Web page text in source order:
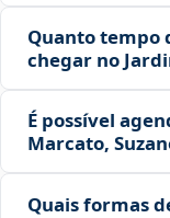
Quanto tempo
chegar no
É possível
Marcato,
Quais formas